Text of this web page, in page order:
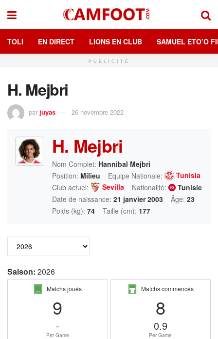
TOLI EN DIRECT LIONS EN CLUB SAMUEL ETO’O
PUBLICITÉ
H. Mejbri
par juyas 26 novembre 2022
H. Mejbri
Nom Complet: Hannibal Mejbri
Position: Milieu Equipe Nationale:
Tunisia
Club actuel:
Sevilla Nationalité:
Tunisie
Date de naissance: 21 janvier 2003 Âge: 23
Poids (kg): 74 Taille (cm): 177
Saison: 2026
Matchs joués
9
-
Per Game
Matchs commencés
8
0.9
Per Game